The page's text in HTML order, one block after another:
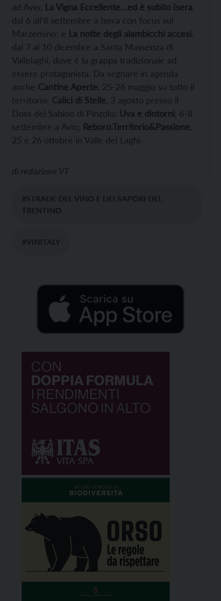
ad Avio; La Vigna Eccellente…ed è subito Isera
dal 6 all’8 settembre a Isera con focus sul
Marzemino; e La notte degli alambicchi accesi
dal 7 al 10 dicembre a Santa Massenza di
Vallelaghi, dove è la grappa tradizionale ad
essere protagonista. Da segnare in agenda
anche Cantine Aperte , 25-26 maggio su tutto il
territorio; Calici di Stelle , 3 agosto presso il
Doss del Sabion di Pinzolo; Uva e dintorni , 6-8
settembre a Avio; Reboro.Territorio&Passione
25 e 26 ottobre in Valle dei Laghi.
di redazione VT
#STRADE DEL VINO E DEI SAPORI DEL
TRENTINO
#VINITALY